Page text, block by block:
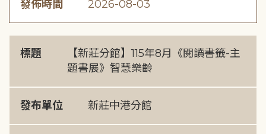
發佈時間 2026-08-03
標題
【新莊分館】115年8月《閱讀書籤-主
題書展》智慧樂齡
發布單位 新莊中港分館